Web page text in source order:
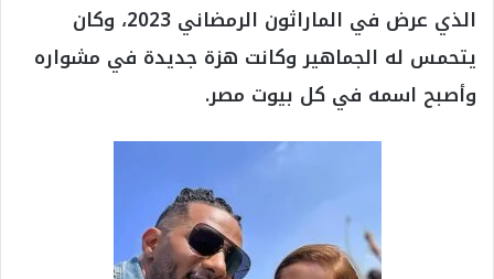
الذي عرض في الماراثون الرمضاني 2023، وكان
يتحمس له الجماهير وكانت هزة جديدة في مشواره
وأصبح اسمه في كل بيوت مصر.